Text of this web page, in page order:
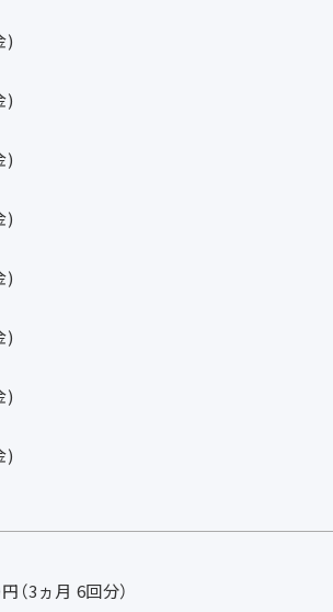
)
)
)
)
)
)
)
)
（3ヵ月 6回分）